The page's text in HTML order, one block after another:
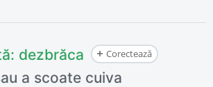
dezbrăca Corectează
a scoate cuiva